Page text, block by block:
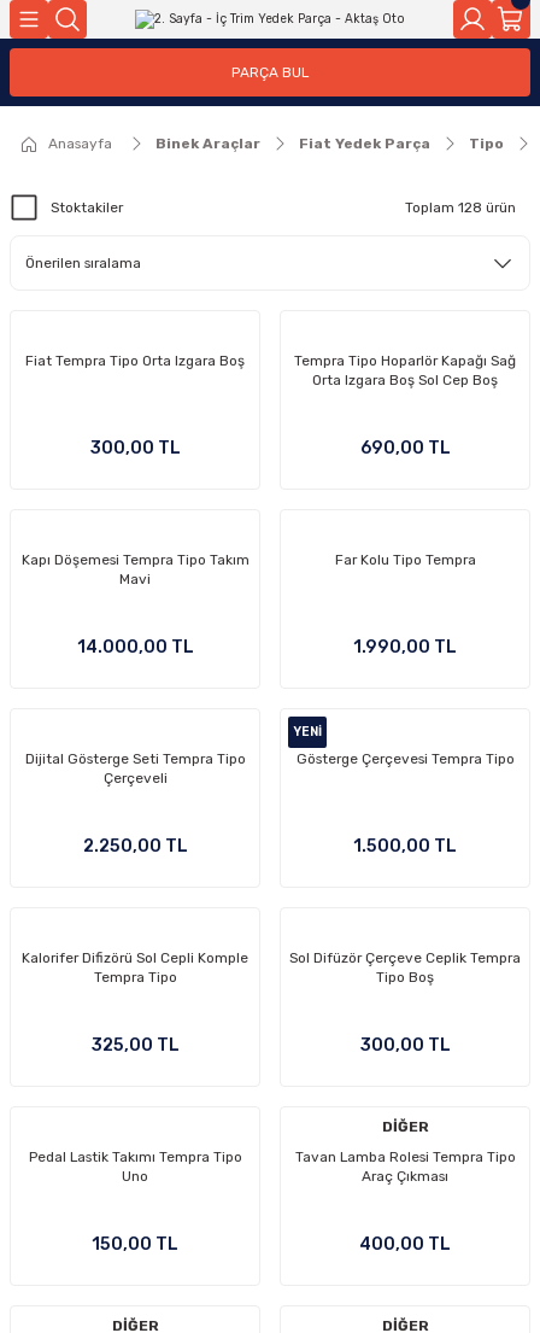
Geri Dön
Geri Dön
PARÇA BUL
Anasayfa Binek Araçlar Fiat Yedek Parça Tipo
Stoktakiler Toplam 128 ürün
Fiat Tempra Tipo Orta Izgara Boş
300,00 TL
Tempra Tipo Hoparlör Kapağı Sağ
Orta Izgara Boş Sol Cep Boş
690,00 TL
Kapı Döşemesi Tempra Tipo Takım
Mavi
14.000,00 TL
Far Kolu Tipo Tempra
1.990,00 TL
Dijital Gösterge Seti Tempra Tipo
Çerçeveli
2.250,00 TL
YENI
Gösterge Çerçevesi Tempra Tipo
1.500,00 TL
Kalorifer Difizörü Sol Cepli Komple
Tempra Tipo
325,00 TL
Sol Difüzör Çerçeve Ceplik Tempra
Tipo Boş
300,00 TL
Pedal Lastik Takımı Tempra Tipo
Uno
150,00 TL
DİĞER
Tavan Lamba Rolesi Tempra Tipo
Araç Çıkması
400,00 TL
DİĞER
DİĞER